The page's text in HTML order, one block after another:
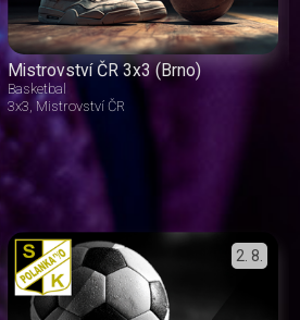
Mistrovství ČR 3x3 (Brno)
Basketbal
3x3 Mistrovství ČR
2. 8.